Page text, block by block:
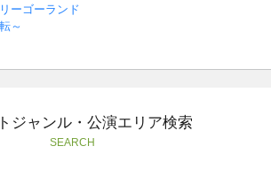
ーゴーランド
～
ジャンル・公演エリア検索
SEARCH